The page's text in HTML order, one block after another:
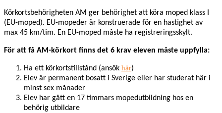
Körkortsbehörigheten AM ger behörighet att köra moped klass I
(EU-moped). EU-mopeder är konstruerade för en hastighet av
max 45 km/tim. En EU-moped måste ha registreringsskylt.
För att få AM-körkort finns det 6 krav eleven måste uppfylla:
Ha ett körkortstillstånd (ansök här)
Elev är permanent bosatt i Sverige eller har studerat här i
minst sex månader
Elev har gått en 17 timmars mopedutbildning hos en
behörig utbildare